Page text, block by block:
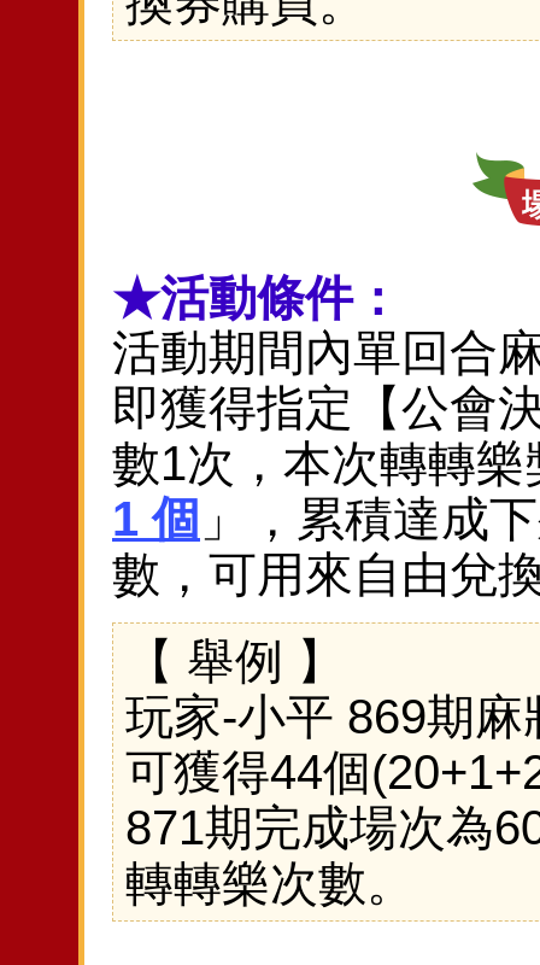
★活動條件：
活動期間內單回合
即獲得指定【公會
數1次，本次轉轉樂
1 個 」，累積達成
數，可用來自由兌
【 舉例 】
玩家-小平 869期
可獲得44個
871期完成場次為
轉轉樂次數。